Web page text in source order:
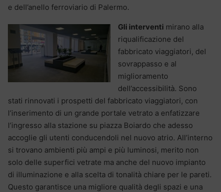
e dell’anello ferroviario di Palermo.
Gli interventi mirano alla
riqualificazione del
fabbricato viaggiatori, del
sovrappasso e al
miglioramento
dell’accessibilità. Sono
stati rinnovati i prospetti del fabbricato viaggiatori, con
l’inserimento di un grande portale vetrato a enfatizzare
l’ingresso alla stazione su piazza Boiardo che adesso
accoglie gli utenti conducendoli nel nuovo atrio. All’interno
si trovano ambienti più ampi e più luminosi, merito non
solo delle superfici vetrate ma anche del nuovo impianto
di illuminazione e alla scelta di tonalità chiare per le pareti.
Questo garantisce una migliore qualità degli spazi e una